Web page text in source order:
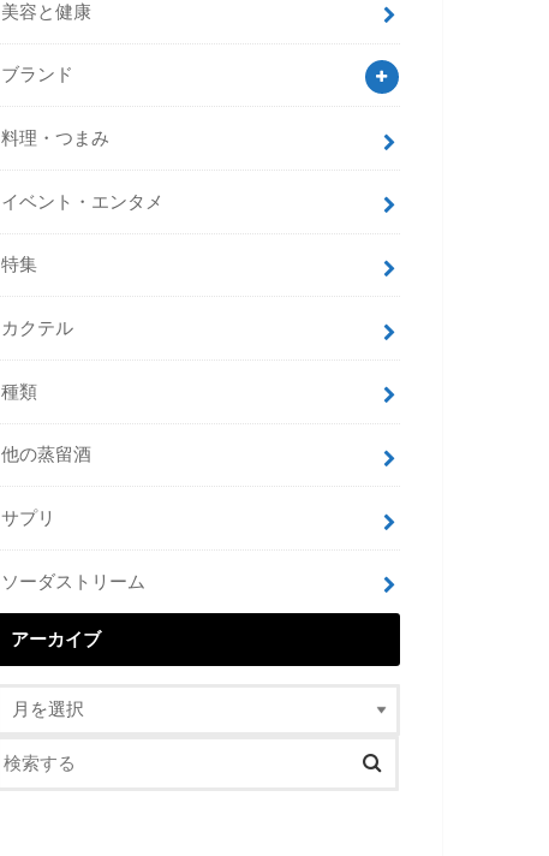
美容と健康
ブランド
料理・つまみ
イベント・エンタメ
特集
カクテル
種類
他の蒸留酒
サプリ
ソーダストリーム
アーカイブ